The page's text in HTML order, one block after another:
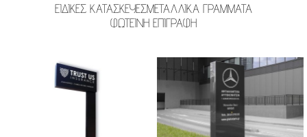
ΕΙΔΙΚΕΣ ΚΑΤΑΣΚΕΥΕΣΜΕΤΑΛΛΙΚΑ ΓΡΑΜΜΑΤΑ
ΦΩΤΕΙΝΗ ΕΠΙΓΡΑΦΗ